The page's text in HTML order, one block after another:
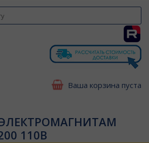
Ваша корзина пуста
110В